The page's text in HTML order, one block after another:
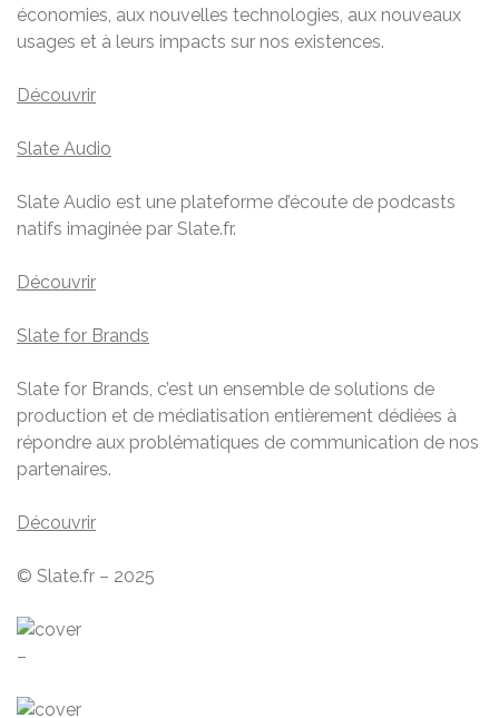
économies, aux nouvelles technologies, aux nouveaux
usages et à leurs impacts sur nos existences.
Découvrir
Slate Audio
Slate Audio est une plateforme d’écoute de podcasts
natifs imaginée par Slate.fr.
Découvrir
Slate for Brands
Slate for Brands, c’est un ensemble de solutions de
production et de médiatisation entièrement dédiées à
répondre aux problématiques de communication de nos
partenaires.
Découvrir
© Slate.fr – 2025
–